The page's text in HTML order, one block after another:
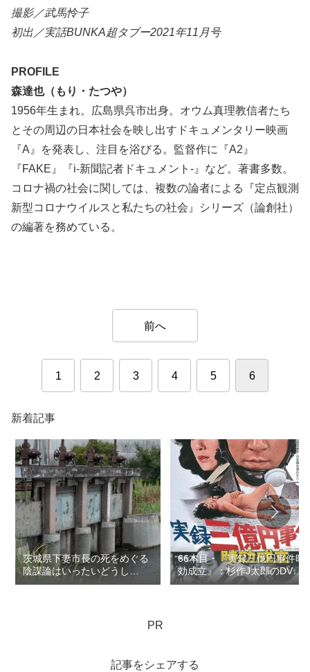
撮影／武馬怜子
初出／実話BUNKA超タブー2021年11月号
PROFILE
森達也（もり・たつや）
1956年生まれ。広島県呉市出身。オウム真理教信者たち
とその周辺の日本社会を映し出すドキュメンタリー映画
『A』を発表し、注目を浴びる。監督作に『A2』
『FAKE』『i-新聞記者ドキュメント-』など。著書多数。
コロナ禍の社会に関しては、複数の論者による『定点観測
新型コロナウイルスと私たちの社会』シリーズ（論創社）
の編著を務めている。
前へ
1 2 3 4 5 6
新着記事
茨城県下妻市長の死をめぐる
陰謀論はいったいどうし
て？：ロマン優光連載397
66本目・『実録三億円事件時
効成立』：杉作J太郎のDVD
レンタル屋の棚に残したい
PR
記事をシェアする